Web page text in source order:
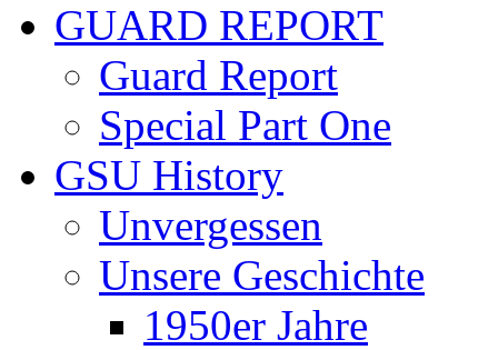
GUARD REPORT
Guard Report
Special Part One
GSU History
Unvergessen
Unsere Geschichte
1950er Jahre